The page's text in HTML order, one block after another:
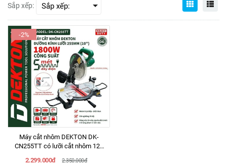
Sắp xếp:
-2%
Máy cắt nhôm DEKTON DK-
CN255TT có lưỡi cắt nhôm 120
2.299.000đ 2.350.000đ